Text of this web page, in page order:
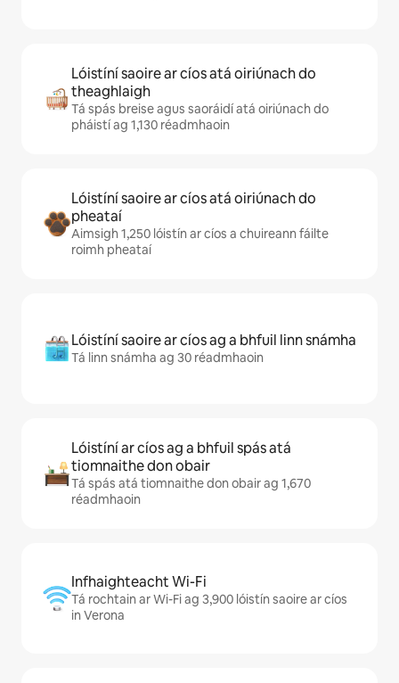
Lóistíní saoire ar cíos atá oiriúnach do
theaghlaigh
Tá spás breise agus saoráidí atá oiriúnach do
pháistí ag 1,130 réadmhaoin
Lóistíní saoire ar cíos atá oiriúnach do
pheataí
Aimsigh 1,250 lóistín ar cíos a chuireann fáilte
roimh pheataí
Lóistíní saoire ar cíos ag a bhfuil linn snámha
Tá linn snámha ag 30 réadmhaoin
Lóistíní ar cíos ag a bhfuil spás atá
tiomnaithe don obair
Tá spás atá tiomnaithe don obair ag 1,670
réadmhaoin
Infhaighteacht Wi-Fi
Tá rochtain ar Wi-Fi ag 3,900 lóistín saoire ar cíos
in Verona